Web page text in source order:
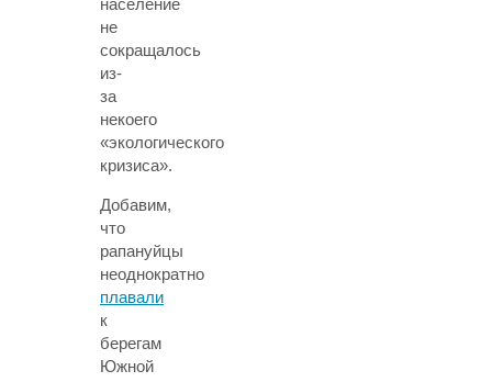
население
не
сокращалось
из-
за
некоего
«экологического
кризиса».
Добавим,
что
рапануйцы
неоднократно
плавали
к
берегам
Южной